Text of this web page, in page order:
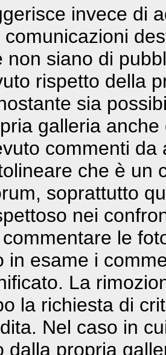
invece di
comunicazioni
non siano di
rispetto della
sia
galleria
commenti da
che è un
soprattutto
nei
le
in esame i
La
la richiesta di
Nel caso in
dalla propria